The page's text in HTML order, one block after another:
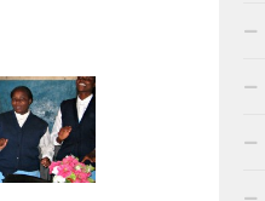
ŚLADAMI BEYZYMA